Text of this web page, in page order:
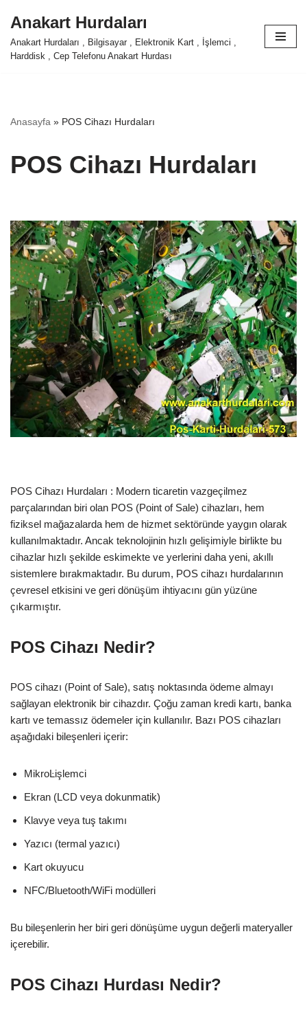
İçeriğe
geç
Anakart Hurdaları
Anakart Hurdaları , Bilgisayar , Elektronik Kart , İşlemci ,
Harddisk , Cep Telefonu Anakart Hurdası
Anasayfa » POS Cihazı Hurdaları
POS Cihazı Hurdaları
POS Cihazı Hurdaları : Modern ticaretin vazgeçilmez
parçalarından biri olan POS (Point of Sale) cihazları, hem
fiziksel mağazalarda hem de hizmet sektöründe yaygın olarak
kullanılmaktadır. Ancak teknolojinin hızlı gelişimiyle birlikte bu
cihazlar hızlı şekilde eskimekte ve yerlerini daha yeni, akıllı
sistemlere bırakmaktadır. Bu durum, POS cihazı hurdalarının
çevresel etkisini ve geri dönüşüm ihtiyacını gün yüzüne
çıkarmıştır.
POS Cihazı Nedir?
POS cihazı (Point of Sale), satış noktasında ödeme almayı
sağlayan elektronik bir cihazdır. Çoğu zaman kredi kartı, banka
kartı ve temassız ödemeler için kullanılır. Bazı POS cihazları
aşağıdaki bileşenleri içerir:
MikroĿişlemci
Ekran (LCD veya dokunmatik)
Klavye veya tuş takımı
Yazıcı (termal yazıcı)
Kart okuyucu
NFC/Bluetooth/WiFi modülleri
Bu bileşenlerin her biri geri dönüşüme uygun değerli materyaller
içerebilir.
POS Cihazı Hurdası Nedir?